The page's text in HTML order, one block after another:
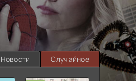
Новости Случайное